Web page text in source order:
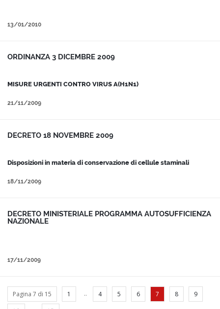
13/01/2010
ORDINANZA 3 DICEMBRE 2009
MISURE URGENTI CONTRO VIRUS A(H1N1)
21/11/2009
DECRETO 18 NOVEMBRE 2009
Disposizioni in materia di conservazione di cellule staminali
18/11/2009
DECRETO MINISTERIALE PROGRAMMA AUTOSUFFICIENZA
NAZIONALE
17/11/2009
Pagina 7 di 15 1 .. 4 5 6 7 8 9